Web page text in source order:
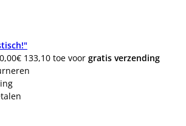
€ 133,10 toe voor gratis verzending